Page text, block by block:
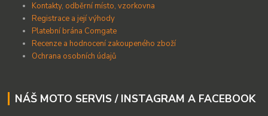
Kontakty, odběrní místo, vzorkovna
Registrace a její výhody
Platební brána Comgate
Recenze a hodnocení zakoupeného zboží
Ochrana osobních údajů
NÁŠ MOTO SERVIS / INSTAGRAM A FACEBOOK